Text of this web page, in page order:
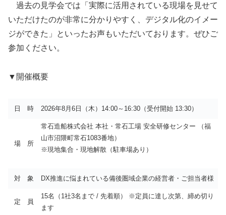
過去の見学会では「実際に活用されている現場を見せて
いただけたのが非常に分かりやすく、デジタル化のイメー
ジができた」といったお声もいただいております。ぜひご
参加ください。
▼開催概要
日 時 2026年8月6日（木）14:00～16:30（受付開始 13:30）
場 所
常石造船株式会社 本社・常石工場 安全研修センター （福
山市沼隈町常石1083番地）
※現地集合・現地解散（駐車場あり）
対 象 DX推進に悩まれている備後圏域企業の経営者・ご担当者様
定 員
15名（1社3名まで / 先着順） ※定員に達し次第、締め切り
ます